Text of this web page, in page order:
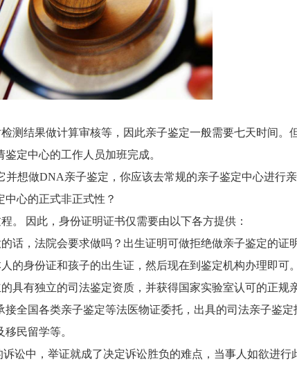
测结果做计算审核等，因此亲子鉴定一般需要七天时间。
定中心的工作人员加班完成。
并想做DNA亲子鉴定，你应该去常规的亲子鉴定中心进行
心的正式非正式性？
。 因此，身份证明证书仅需要由以下各方提供：
话，法院会要求做吗？出生证明可做拒绝做亲子鉴定的证
的身份证和孩子的出生证，然后现在到鉴定机构办理即可。
具有独立的司法鉴定资质，并获得国家实验室认可的正规
全国各类亲子鉴定等法医物证委托，出具的司法亲子鉴定
民留学等。
讼中，举证就成了决定诉讼胜负的难点，当事人如欲进行